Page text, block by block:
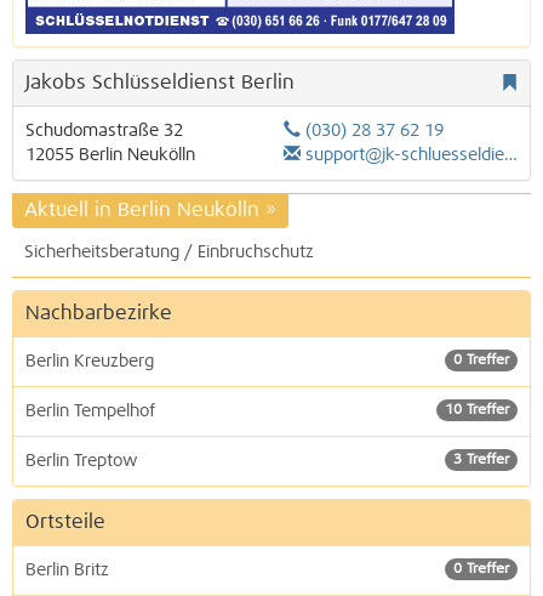
Jakobs Schlüsseldienst Berlin
Schudomastraße 32
12055 Berlin Neukölln
(030) 28 37 62 19
support@jk-schluesseldienst.berlin
Aktuell in Berlin Neukölln »
Sicherheitsberatung / Einbruchschutz
Nachbarbezirke
0 Treffer
Berlin Kreuzberg
10 Treffer
Berlin Tempelhof
3 Treffer
Berlin Treptow
Ortsteile
0 Treffer
Berlin Britz